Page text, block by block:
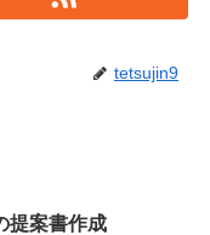
tetsujin9
提案書作成